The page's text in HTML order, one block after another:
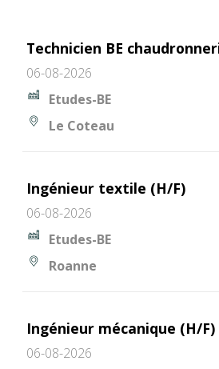
Technicien BE
06-08-2026
Etudes-BE
Le Coteau
Ingénieur textile (H/F)
06-08-2026
Etudes-BE
Roanne
Ingénieur mécanique (H/F)
06-08-2026